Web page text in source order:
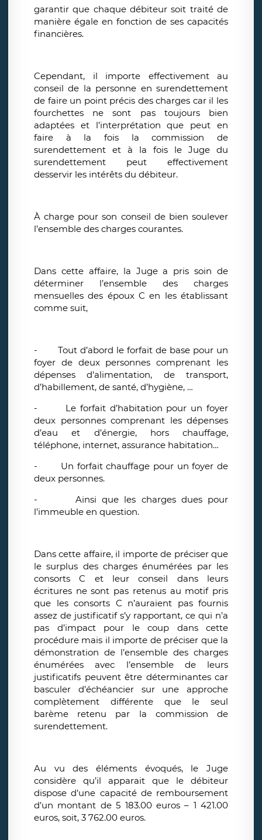
garantir que chaque débiteur soit traité de
manière égale en fonction de ses capacités
financières.
Cependant, il importe effectivement au
conseil de la personne en surendettement
de faire un point précis des charges car il les
fourchettes ne sont pas toujours bien
adaptées et l’interprétation que peut en
faire à la fois la commission de
surendettement et à la fois le Juge du
surendettement peut effectivement
desservir les intérêts du débiteur.
À charge pour son conseil de bien soulever
l’ensemble des charges courantes.
Dans cette affaire, la Juge a pris soin de
déterminer l’ensemble des charges
mensuelles des époux C en les établissant
comme suit,
-
Tout d’abord le forfait de base pour un
foyer de deux personnes comprenant les
dépenses d’alimentation, de transport,
d’habillement, de santé, d’hygiène, …
-
Le forfait d’habitation pour un foyer
deux personnes comprenant les dépenses
d’eau et d’énergie, hors chauffage,
téléphone, internet, assurance habitation…
-
Un forfait chauffage pour un foyer de
deux personnes.
-
Ainsi que les charges dues pour
l’immeuble en question.
Dans cette affaire, il importe de préciser que
le surplus des charges énumérées par les
consorts C et leur conseil dans leurs
écritures ne sont pas retenus au motif pris
que les consorts C n’auraient pas fournis
assez de justificatif s’y rapportant, ce qui n’a
pas d’impact pour le coup dans cette
procédure mais il importe de préciser que la
démonstration de l’ensemble des charges
énumérées avec l’ensemble de leurs
justificatifs peuvent être déterminantes car
basculer d’échéancier sur une approche
complètement différente que le seul
barème retenu par la commission de
surendettement.
Au vu des éléments évoqués, le Juge
considère qu’il apparait que le débiteur
dispose d’une capacité de remboursement
d’un montant de 5 183.00 euros – 1 421.00
euros, soit, 3 762.00 euros.